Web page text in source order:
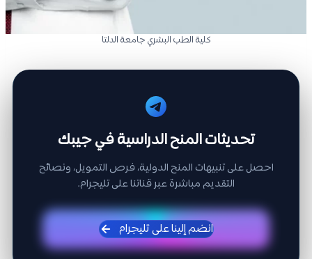
كلية الطب البشري جامعة الدلتا
تحديثات المنح الدراسية في جيبك
احصل على تنبيهات المنح الدولية، فرص التمويل، ونصائح
التقديم مباشرة عبر قناتنا على تليجرام.
انضم إلينا على تليجرام